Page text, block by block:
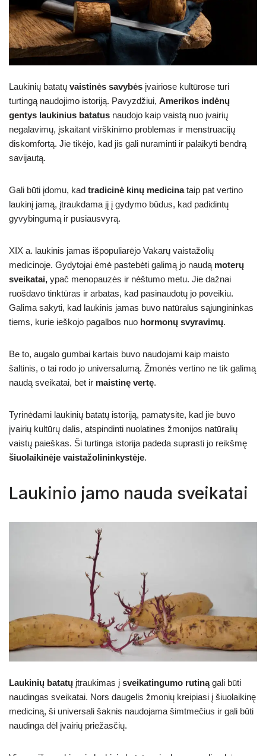
Laukinių batatų vaistinės savybės įvairiose kultūrose turi
turtingą naudojimo istoriją. Pavyzdžiui, Amerikos indėnų
gentys laukinius batatus naudojo kaip vaistą nuo įvairių
negalavimų, įskaitant virškinimo problemas ir menstruacijų
diskomfortą. Jie tikėjo, kad jis gali nuraminti ir palaikyti bendrą
savijautą.
Gali būti įdomu, kad tradicinė kinų medicinataip pat vertino
laukinį jamą, įtraukdama jį į gydymo būdus, kad padidintų
gyvybingumą ir pusiausvyrą.
XIX a. laukinis jamas išpopuliarėjo Vakarų vaistažolių
medicinoje. Gydytojai ėmė pastebėti galimą jo naudą moterų
sveikatai, ypač menopauzės ir nėštumo metu. Jie dažnai
ruošdavo tinktūras ir arbatas, kad pasinaudotų jo poveikiu.
Galima sakyti, kad laukinis jamas buvo natūralus sąjungininkas
tiems, kurie ieškojo pagalbos nuo hormonų svyravimų.
Be to, augalo gumbai kartais buvo naudojami kaip maisto
šaltinis, o tai rodo jo universalumą. Žmonės vertino ne tik galimą
naudą sveikatai, bet ir maistinę vertę.
Tyrinėdami laukinių batatų istoriją, pamatysite, kad jie buvo
įvairių kultūrų dalis, atspindinti nuolatines žmonijos natūralių
vaistų paieškas. Ši turtinga istorija padeda suprasti jo reikšmę
šiuolaikinėje vaistažolininkystėje.
Laukinio jamo nauda sveikatai
Laukinių batatų įtraukimas į sveikatingumo rutinągali būti
naudingas sveikatai. Nors daugelis žmonių kreipiasi į šiuolaikinę
mediciną, ši universali šaknis naudojama šimtmečius ir gali būti
naudinga dėl įvairių priežasčių.